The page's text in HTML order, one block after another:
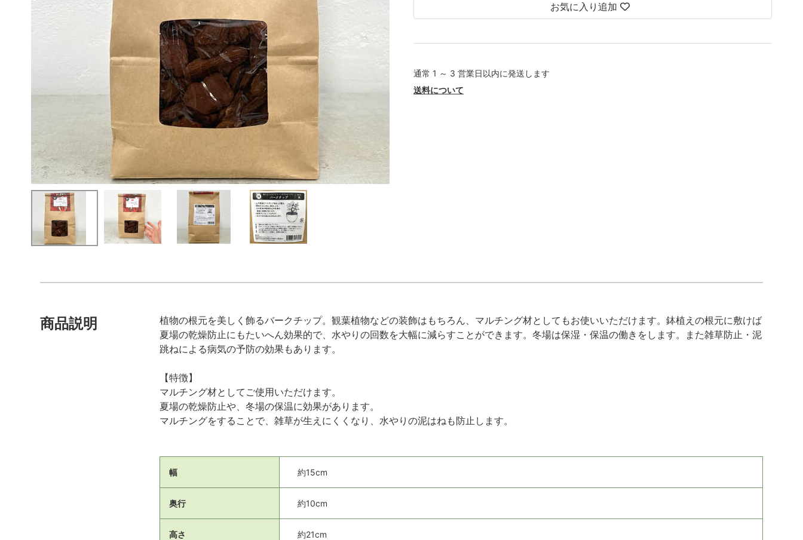
お気に入り追加
通常 1 ～ 3 営業日以内に発送します
送料について
商品説明
植物の根元を美しく飾るバークチップ。観葉植物などの装飾はもちろん、マルチング材としてもお使いいただけます。鉢植えの根元に敷けば
夏場の乾燥防止にもたいへん効果的で、水やりの回数を大幅に減らすことができます。冬場は保湿・保温の働きをします。また雑草防止・泥
跳ねによる病気の予防の効果もあります。
【特徴】
マルチング材としてご使用いただけます。
夏場の乾燥防止や、冬場の保温に効果があります。
マルチングをすることで、雑草が生えにくくなり、水やりの泥はねも防止します。
幅 約15cm
奥行 約10cm
高さ 約21cm